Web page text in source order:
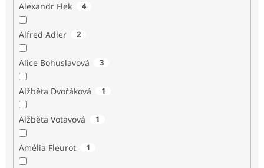
Alexandr Flek 4
Alfred Adler 2
Alice Bohuslavová 3
Alžběta Dvořáková 1
Alžběta Votavová 1
Amélia Fleurot 1